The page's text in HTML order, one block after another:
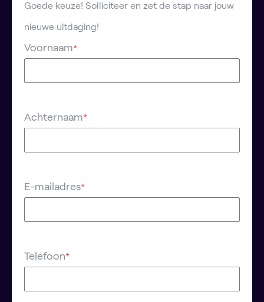
Goede keuze! Solliciteer en zet de stap naar jouw
nieuwe uitdaging!
Voornaam*
Achternaam*
E-mailadres*
Telefoon*